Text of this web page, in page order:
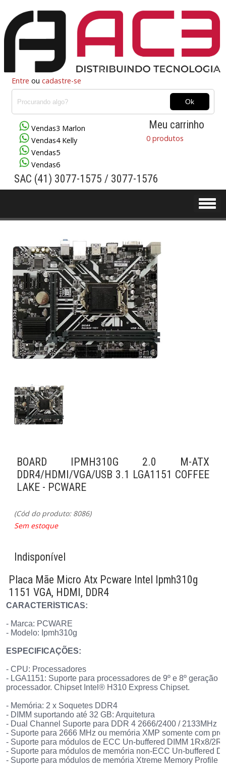
Entre ou cadastre-se
Vendas3 Marlon
Vendas4 Kelly
Vendas5
Vendas6
Meu carrinho
0 produtos
SAC (41) 3077-1575 / 3077-1576
BOARD IPMH310G 2.0 M-ATX
DDR4/HDMI/VGA/USB 3.1 LGA1151 COFFEE
LAKE - PCWARE
(Cód do produto: 8086)
Sem estoque
Indisponível
Placa Mãe Micro Atx Pcware Intel Ipmh310g
1151 VGA, HDMI, DDR4
CARACTERÍSTICAS:
- Marca: PCWARE
- Modelo: Ipmh310g
ESPECIFICAÇÕES:
- CPU: Processadores
- LGA1151: Suporte para processadores de 9º e 8º
processador. Chipset Intel® H310 Express Chipset.
- Memória: 2 x Soquetes DDR4
- DIMM suportando até 32 GB: Arquitetura
- Dual Channel Suporte para DDR 4 2666/2400 / 2133MHz
- Suporte para 2666 MHz ou memória XMP somente com
- Suporte para módulos de ECC Un-buffered DIMM 1Rx8/
- Suporte para módulos de memória non-ECC Un-buffered
- Suporte para módulos de memória Xtreme Memory Profile